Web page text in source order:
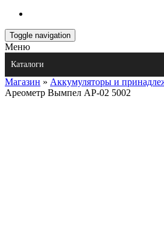
Toggle navigation
Меню
Каталоги
Магазин » Аккумуляторы и
Ареометр Вымпел АР-02 5002